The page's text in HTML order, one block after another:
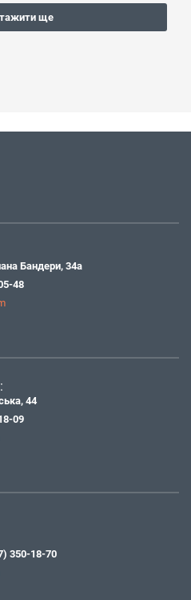
ще
Бандери, 34а
48
44
09
350-18-70